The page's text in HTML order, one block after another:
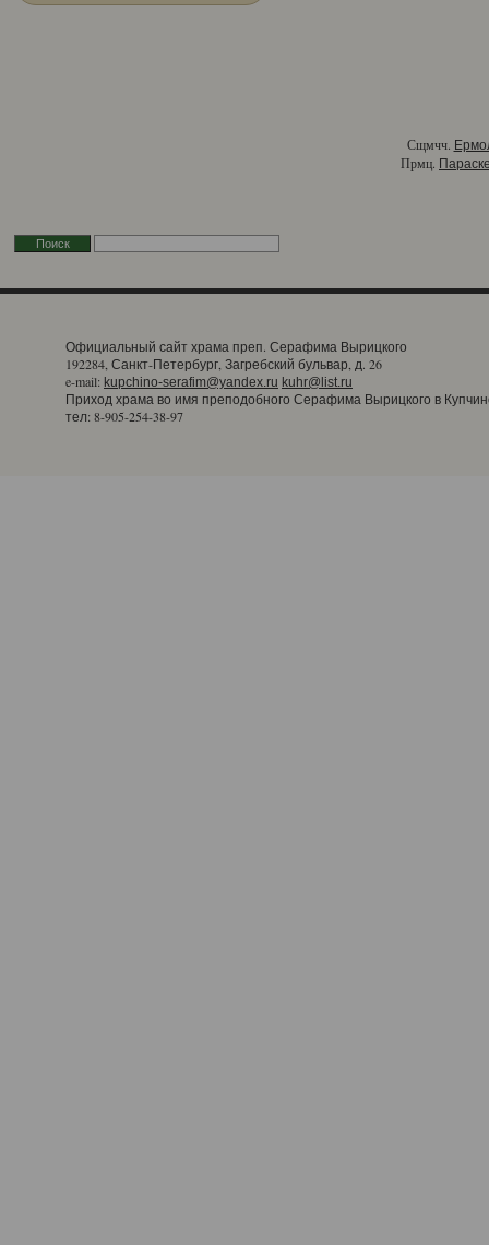
Сщмчч.
Прмц.
Официальный сайт храма преп. Серафима Вырицкого
192284, Санкт-Петербург, Загребский бульвар, д. 26
e-mail: kupchino-serafim@yandex.ru kuhr@list.ru
Приход храма во имя преподобного Серафима Вырицкого в
тел: 8-905-254-38-97